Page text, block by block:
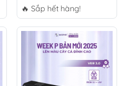
🔥 Sắp hết hàng!